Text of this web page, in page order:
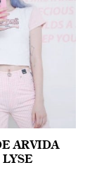
ARVIDA